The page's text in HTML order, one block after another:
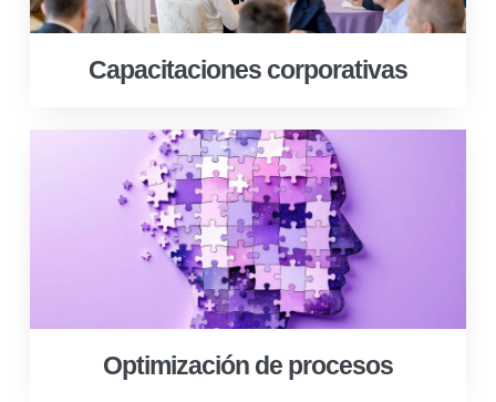
Capacitaciones corporativas
Optimización de procesos